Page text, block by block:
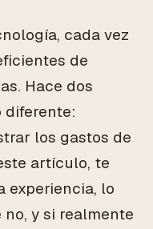
cada vez
de
Hace dos
diferente:
los gastos de
artículo, te
experiencia, lo
y si realmente